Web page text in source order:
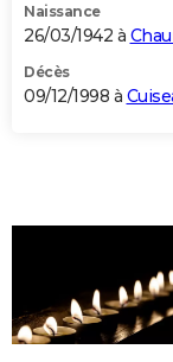
Naissance
26/03/1942 à
Décès
09/12/1998 à